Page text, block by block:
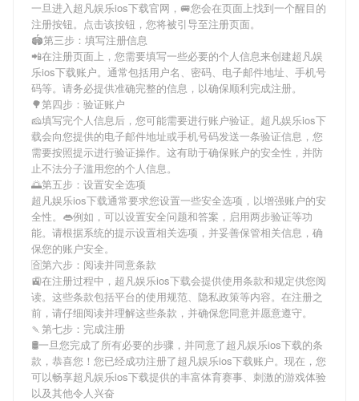
一旦进入超凡娱乐ios下载官网，🚐您会在页面上找到一个醒目的
注册按钮。点击该按钮，您将被引导至注册页面。
🏟第三步：填写注册信息
📲在注册页面上，您需要填写一些必要的个人信息来创建超凡娱
乐ios下载账户。通常包括用户名、密码、电子邮件地址、手机号
码等。请务必提供准确完整的信息，以确保顺利完成注册。
🌳第四步：验证账户
🧀填写完个人信息后，您可能需要进行账户验证。 超凡娱乐ios下
载会向您提供的电子邮件地址或手机号码发送一条验证信息，您
需要按照提示进行验证操作。这有助于确保账户的安全性，并防
止不法分子滥用您的个人信息。
🌅第五步：设置安全选项
超凡娱乐ios下载通常要求您设置一些安全选项，以增强账户的安
全性。👄例如，可以设置安全问题和答案，启用两步验证等功
能。请根据系统的提示设置相关选项，并妥善保管相关信息，确
保您的账户安全。
🈴第六步：阅读并同意条款
🚉在注册过程中， 超凡娱乐ios下载会提供使用条款和规定供您阅
读。这些条款包括平台的使用规范、隐私政策等内容。在注册之
前，请仔细阅读并理解这些条款，并确保您同意并愿意遵守。
🍡第七步：完成注册
🛢一旦您完成了所有必要的步骤，并同意了超凡娱乐ios下载的条
款，恭喜您！您已经成功注册了超凡娱乐ios下载账户。现在，您
可以畅享超凡娱乐ios下载提供的丰富体育赛事、刺激的游戏体验
以及其他令人兴奋